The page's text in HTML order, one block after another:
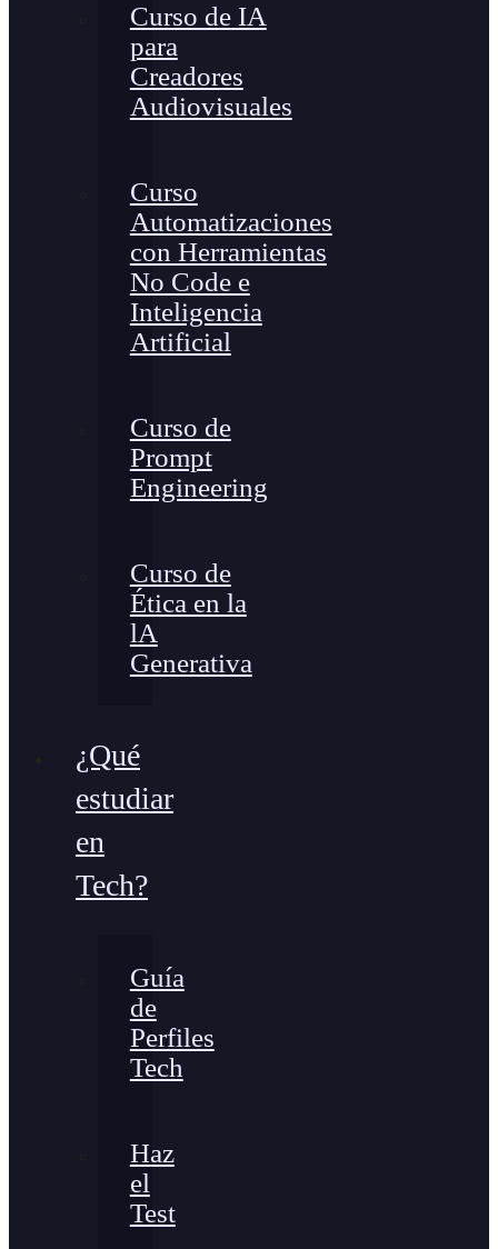
Curso de IA
para
Creadores
Audiovisuales
Curso
Automatizaciones
con Herramientas
No Code e
Inteligencia
Artificial
Curso de
Prompt
Engineering
Curso de
Ética en la
lA
Generativa
¿Qué
estudiar
en
Tech?
Guía
de
Perfiles
Tech
Haz
el
Test